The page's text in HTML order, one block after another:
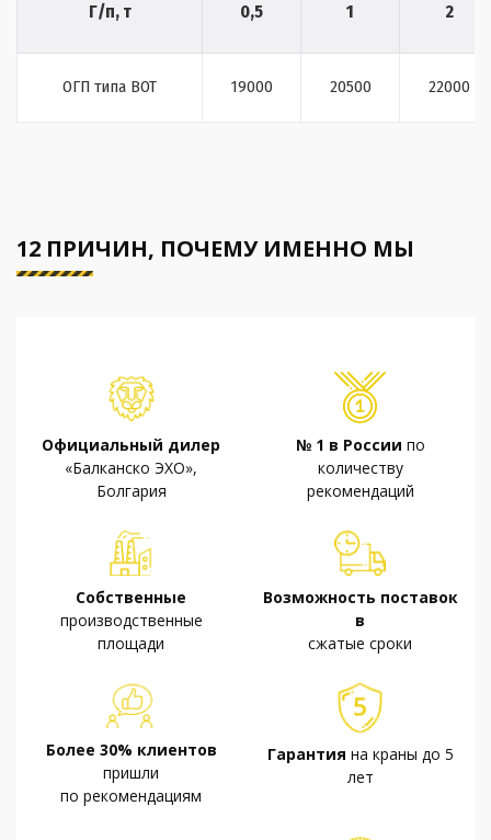
Г/п, т 0,5 1 2
ОГП типа ВОТ 19000 20500 22000
12 ПРИЧИН, ПОЧЕМУ ИМЕННО МЫ
Официальный дилер
«Балканско ЭХО»,
Болгария
№ 1 в России по
количеству
рекомендаций
Собственные
производственные
площади
Возможность поставок
в
сжатые сроки
Более 30% клиентов
пришли
по рекомендациям
Гарантия на краны до 5
лет